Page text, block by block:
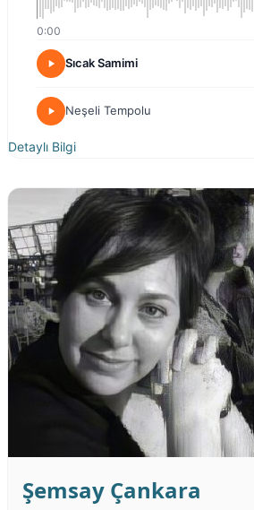
0:00
Sıcak Samimi
Neşeli Tempolu
Detaylı Bilgi
Şemsay Çankara